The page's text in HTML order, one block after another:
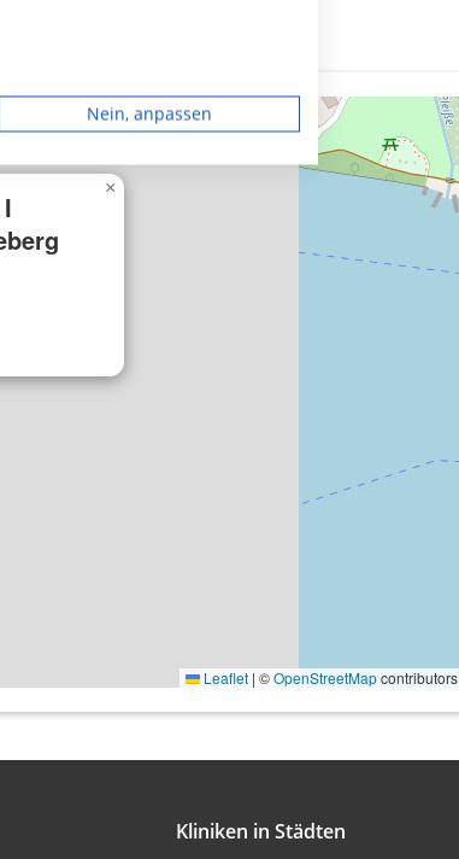
×
Leaflet | ©OpenStreetMapcontributors
Kliniken in Städten
Nein, anpassen